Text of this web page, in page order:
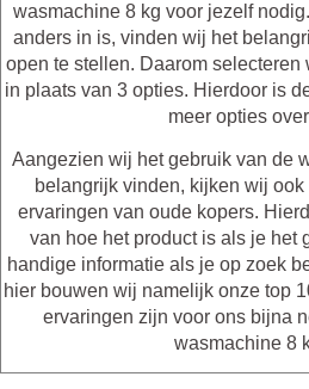
wasmachine 8 kg voor jezelf
anders in is, vinden wij het
open te stellen. Daarom
in plaats van 3 opties. Hierdoor is
meer opties
Aangezien wij het gebruik van de
belangrijk vinden, kijken wij
ervaringen van oude kopers.
van hoe het product is als je het
handige informatie als je op zoek
hier bouwen wij namelijk onze top
ervaringen zijn voor ons bijna
wasmachine 8